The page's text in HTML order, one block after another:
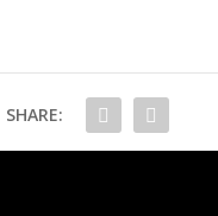
SHARE: